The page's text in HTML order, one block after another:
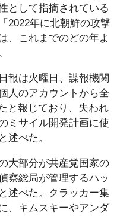
として指摘されている
2022年に北朝鮮の攻撃
、これまでのどの年よ
報は火曜日、諜報機関
人のアカウントから全
と報じており、失われ
ミサイル開発計画に使
述べた。
大部分が共産党国家の
察総局が管理するハッ
述べた。クラッカー集
、キムスキーやアンダ